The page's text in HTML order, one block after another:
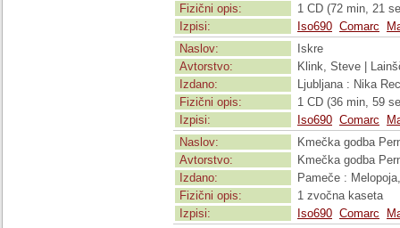
Fizični opis:
1 CD (72 min, 21
Izpisi:
Iso690 Comarc
Naslov:
Iskre
Avtorstvo:
Klink, Steve |
Izdano:
Ljubljana : Nika
Fizični opis:
1 CD (36 min, 59
Izpisi:
Iso690 Comarc
Naslov:
Kmečka godba
Avtorstvo:
Kmečka godba
Izdano:
Pameče :
Fizični opis:
1 zvočna kaseta
Izpisi:
Iso690 Comarc